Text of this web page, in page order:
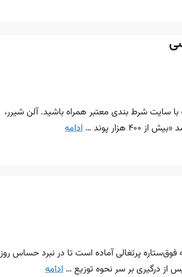
سایت شرط بندی معتبر همراه باشید. آلن شیرر،
پوند …
ادامه
پرتغالی آماده است تا در نبرد حساس روز
از درگیری بر سر نحوه توزیع … ادامه